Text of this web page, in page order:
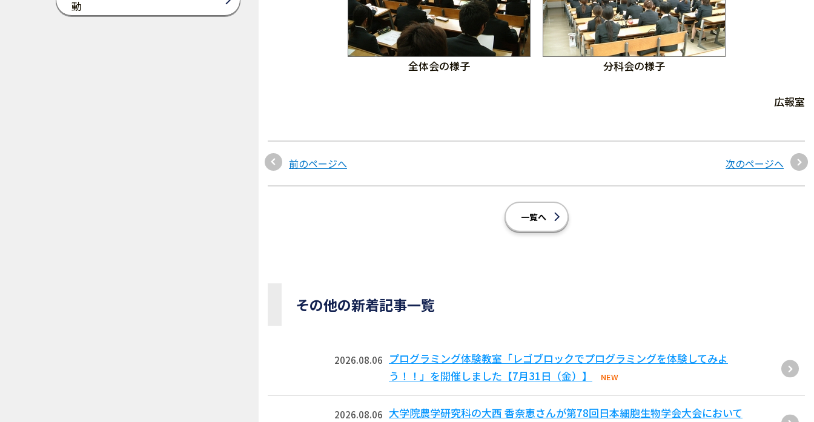
動
全体会の様子 分科会の様子
広報室
前のページへ 次のページへ
一覧へ
その他の新着記事一覧
2026.08.06
プログラミング体験教室「レゴブロックでプログラミングを体験してみよ
う！！」を開催しました【7月31日（金）】
NEW
2026.08.06 大学院農学研究科の大西 香奈恵さんが第78回日本細胞生物学会大会において